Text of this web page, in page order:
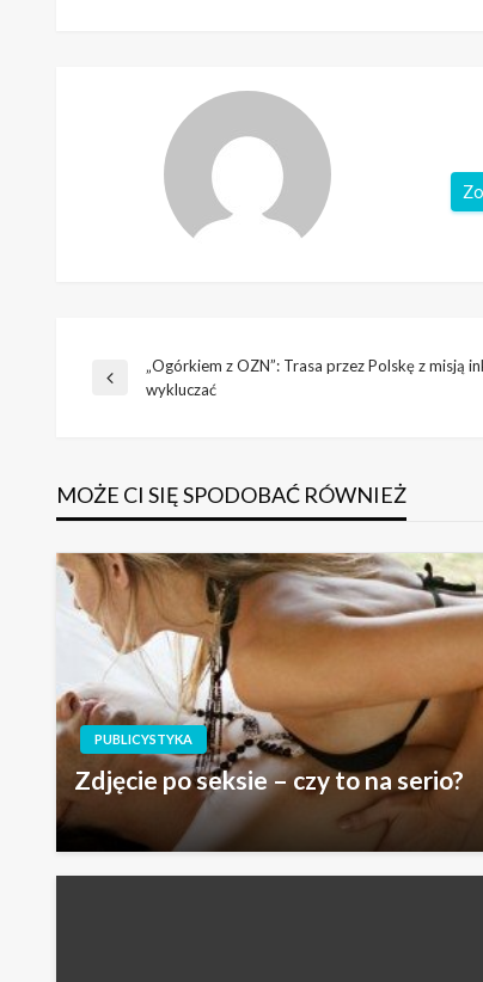
Nawigacja
Poprzedni
„Ogórkiem z OZN”: Trasa przez Polskę z misją
wykluczać
MOŻE CI SIĘ SPODOBAĆ RÓWNIEŻ
PUBLICYSTYKA
Zdjęcie po seksie – czy to na serio?